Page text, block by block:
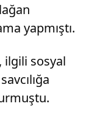
yapmıştı.
ilgili sosyal